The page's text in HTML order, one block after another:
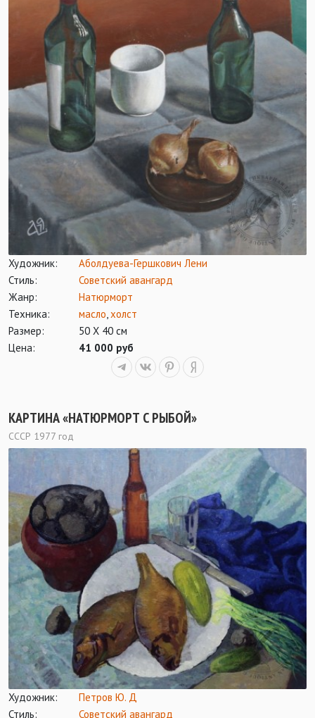
Художник:
Аболдуева-Гершкович Лени
Стиль:
Советский авангард
Жанр:
Натюрморт
Техника:
масло,холст
Размер:
50 Х 40 см
Цена:
41 000 руб
КАРТИНА «НАТЮРМОРТ С РЫБОЙ»
СССР 1977 год
Художник:
Петров Ю. Д
Стиль:
Советский авангард